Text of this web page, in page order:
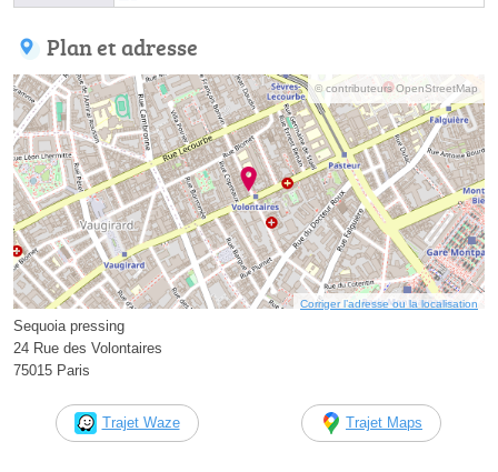
Plan et adresse
© contributeurs OpenStreetMap
Corriger l’adresse ou la localisation
Sequoia pressing
24 Rue des Volontaires
75015 Paris
Trajet Waze Trajet Maps